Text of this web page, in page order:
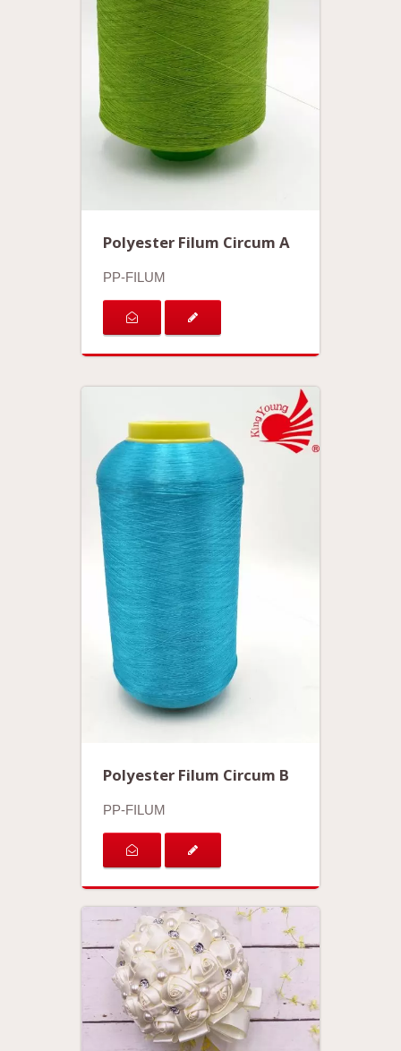
Polyester Filum Circum A
PP-FILUM
Polyester Filum Circum B
PP-FILUM